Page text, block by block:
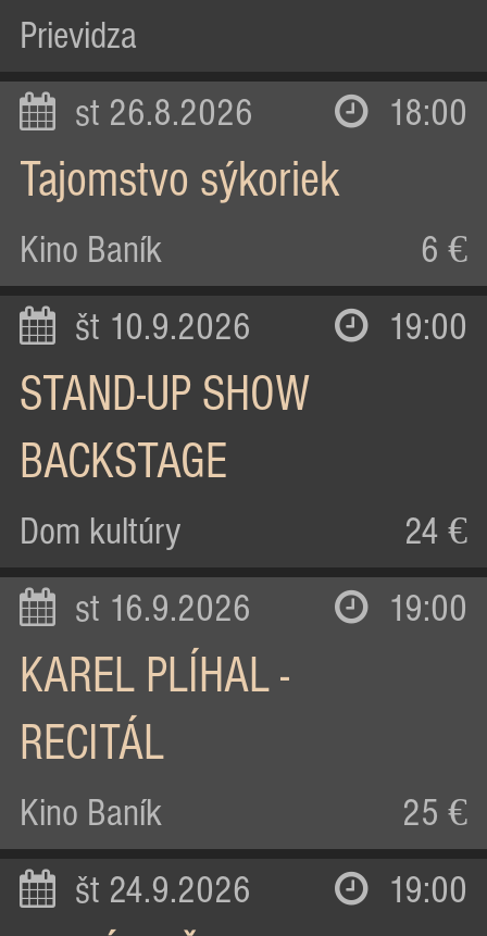
Prievidza
st 26.8.2026 18:00
Tajomstvo sýkoriek
Kino Baník 6 €
št 10.9.2026 19:00
STAND-UP SHOW
BACKSTAGE
Dom kultúry 24 €
st 16.9.2026 19:00
KAREL PLÍHAL -
RECITÁL
Kino Baník 25 €
št 24.9.2026 19:00